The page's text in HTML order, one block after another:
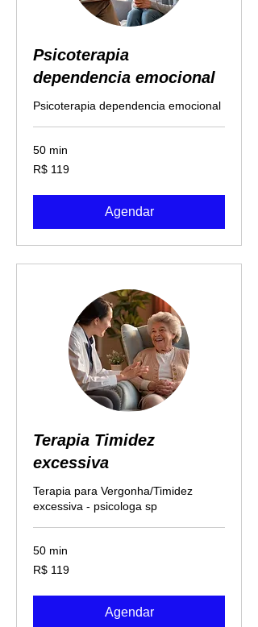
Psicoterapia
dependencia emocional
Psicoterapia dependencia emocional
50 min
119
Reais
R$ 119
Agendar
Terapia Timidez
excessiva
Terapia para Vergonha/Timidez
excessiva - psicologa sp
50 min
119
Reais
R$ 119
Agendar